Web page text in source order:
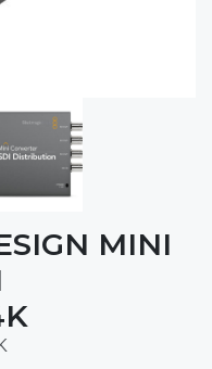
MINI